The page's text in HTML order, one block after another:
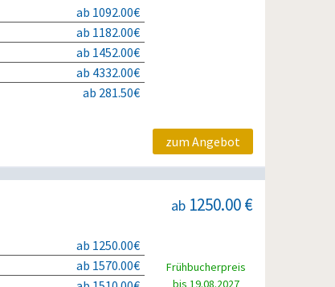
ab 1092.00€
ab 1182.00€
ab 1452.00€
ab 4332.00€
ab 281.50€
zum Angebot
ab 1250.00 €
ab 1250.00€
ab 1570.00€
Frühbucherpreis
bis 19.08.2027